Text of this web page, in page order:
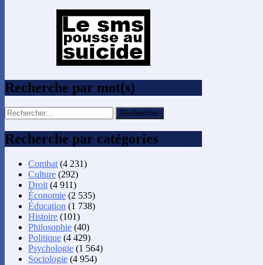
Recherche par mot(s)
Rechercher :
Recherche par catégories
Combat (4 231)
Culture (292)
Droit (4 911)
Économie (2 535)
Éducation (1 738)
Histoire (101)
Philosophie (40)
Politique (4 429)
Psychologie (1 564)
Sociologie (4 954)